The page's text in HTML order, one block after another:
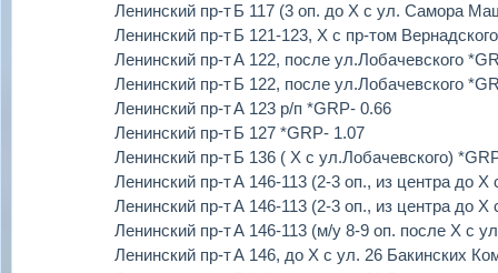
Ленинский пр-тБ 117 (3 оп. до Х с ул. Самора
Ленинский пр-тБ 121-123, Х с пр-том
Ленинский пр-тА 122, после ул.Лобачевского
Ленинский пр-тБ 122, после ул.Лобачевского
Ленинский пр-тА 123 р/п *GRP- 0.66
Ленинский пр-тБ 127 *GRP- 1.07
Ленинский пр-тБ 136 ( Х с ул.Лобачевского)
Ленинский пр-тА 146-113 (2-3 оп., из центра до
Ленинский пр-тА 146-113 (2-3 оп., из центра до Х
Ленинский пр-тА 146-113 (м/у 8-9 оп. после Х с
Ленинский пр-тА 146, до Х с ул. 26 Бакинских